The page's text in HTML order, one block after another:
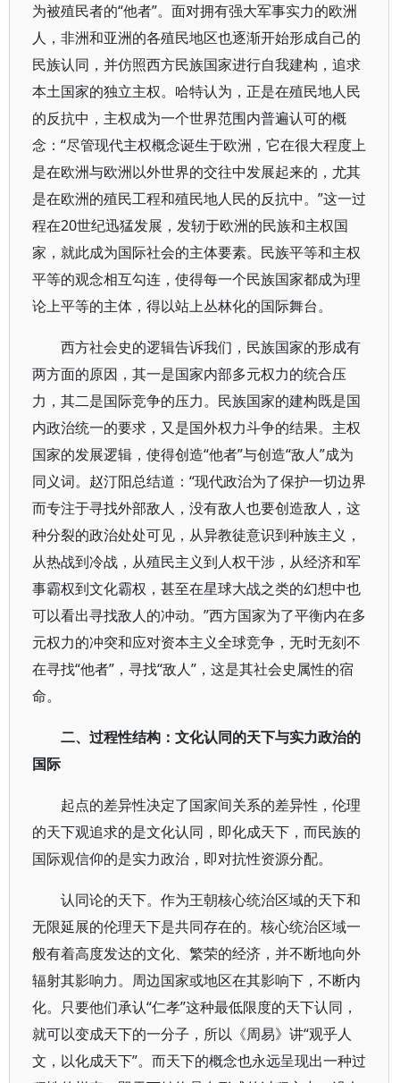
为被殖民者的“他者”。面对拥有强大军事实力的欧洲
人，非洲和亚洲的各殖民地区也逐渐开始形成自己的
民族认同，并仿照西方民族国家进行自我建构，追求
本土国家的独立主权。哈特认为，正是在殖民地人民
的反抗中，主权成为一个世界范围内普遍认可的概
念：“尽管现代主权概念诞生于欧洲，它在很大程度上
是在欧洲与欧洲以外世界的交往中发展起来的，尤其
是在欧洲的殖民工程和殖民地人民的反抗中。”这一过
程在20世纪迅猛发展，发轫于欧洲的民族和主权国
家，就此成为国际社会的主体要素。民族平等和主权
平等的观念相互勾连，使得每一个民族国家都成为理
论上平等的主体，得以站上丛林化的国际舞台。
西方社会史的逻辑告诉我们，民族国家的形成有
两方面的原因，其一是国家内部多元权力的统合压
力，其二是国际竞争的压力。民族国家的建构既是国
内政治统一的要求，又是国外权力斗争的结果。主权
国家的发展逻辑，使得创造“他者”与创造“敌人”成为
同义词。赵汀阳总结道：“现代政治为了保护一切边界
而专注于寻找外部敌人，没有敌人也要创造敌人，这
种分裂的政治处处可见，从异教徒意识到种族主义，
从热战到冷战，从殖民主义到人权干涉，从经济和军
事霸权到文化霸权，甚至在星球大战之类的幻想中也
可以看出寻找敌人的冲动。”西方国家为了平衡内在多
元权力的冲突和应对资本主义全球竞争，无时无刻不
在寻找“他者”，寻找“敌人”，这是其社会史属性的宿
命。
二、过程性结构：文化认同的天下与实力政治的
国际
起点的差异性决定了国家间关系的差异性，伦理
的天下观追求的是文化认同，即化成天下，而民族的
国际观信仰的是实力政治，即对抗性资源分配。
认同论的天下。作为王朝核心统治区域的天下和
无限延展的伦理天下是共同存在的。核心统治区域一
般有着高度发达的文化、繁荣的经济，并不断地向外
辐射其影响力。周边国家或地区在其影响下，不断内
化。只要他们承认“仁孝”这种最低限度的天下认同，
就可以变成天下的一分子，所以《周易》讲“观乎人
文，以化成天下”。而天下的概念也永远呈现出一种过